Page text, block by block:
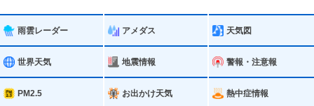
横浜市金沢区 横浜市港北区
横浜市戸塚区 横浜市港南区
横浜市旭区 横浜市緑区
雨雲レーダー アメダス 天気図
世界天気 地震情報 警報・注意報
PM2.5 お出かけ天気 熱中症情報